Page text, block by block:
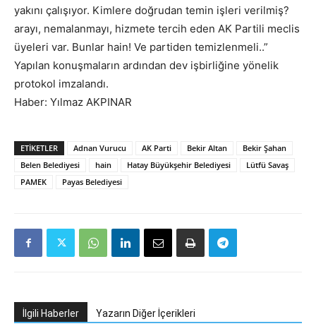
yakını çalışıyor. Kimlere doğrudan temin işleri verilmiş?
arayı, nemalanmayı, hizmete tercih eden AK Partili meclis
üyeleri var. Bunlar hain! Ve partiden temizlenmeli..”
Yapılan konuşmaların ardından dev işbirliğine yönelik
protokol imzalandı.
Haber: Yılmaz AKPINAR
ETIKETLER Adnan Vurucu AK Parti Bekir Altan
Bekir Şahan
Belen Belediyesi
hain Hatay Büyükşehir Belediyesi
Lütfü Savaş
PAMEK
Payas Belediyesi
İlgili Haberler Yazarın Diğer İçerikleri